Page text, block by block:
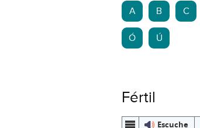
A B C
Ó Ú
Fértil
Escuche